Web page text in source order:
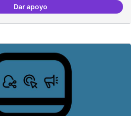
Dar apoyoTècniques de seguretat digital